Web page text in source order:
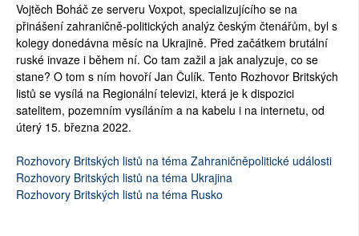
Vojtěch Boháč ze serveru Voxpot, specializujícího se na
přinášení zahraničně-politických analýz českým čtenářům, byl s
kolegy donedávna měsíc na Ukrajině. Před začátkem brutální
ruské invaze i během ní. Co tam zažil a jak analyzuje, co se
stane? O tom s ním hovoří Jan Čulík. Tento Rozhovor Britských
listů se vysílá na Regionální televizi, která je k dispozici
satelitem, pozemním vysíláním a na kabelu i na internetu, od
úterý 15. března 2022.
Rozhovory Britských listů na téma Zahraničněpolitické události
Rozhovory Britských listů na téma Ukrajina
Rozhovory Britských listů na téma Rusko